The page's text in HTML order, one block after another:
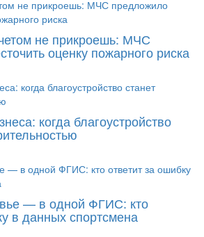
не прикроешь: МЧС
оценку пожарного риска
когда благоустройство
— в одной ФГИС: кто
в данных спортсмена